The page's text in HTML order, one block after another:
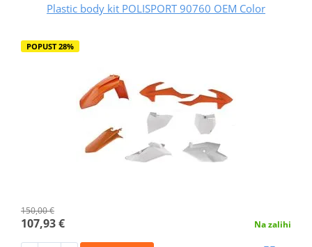
Plastic body kit POLISPORT 90760 OEM Color
POPUST 28%
150,00 €
107,93 € Na zalihi